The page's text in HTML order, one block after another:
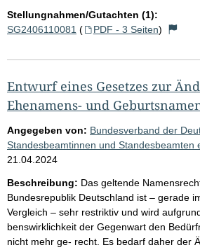
Stellungnahmen/Gutachten (1):
SG2406110081 ( PDF - 3 Seiten)
Entwurf eines Gesetzes zur
Ehenamens- und
Angegeben von: Bundesverband der
Standesbeamtinnen und Standesbeamten
21.04.2024
Beschreibung: Das geltende
Bundesrepublik Deutschland ist – gerade
Vergleich – sehr restriktiv und wird
benswirklichkeit der Gegenwart den
nicht mehr ge- recht. Es bedarf daher der